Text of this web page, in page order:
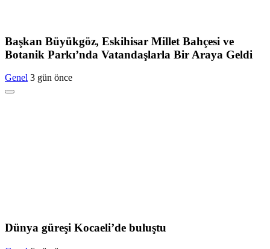
Başkan Büyükgöz, Eskihisar Millet Bahçesi ve
Botanik Parkı’nda Vatandaşlarla Bir Araya Geldi
Genel 3 gün önce
Dünya güreşi Kocaeli’de buluştu